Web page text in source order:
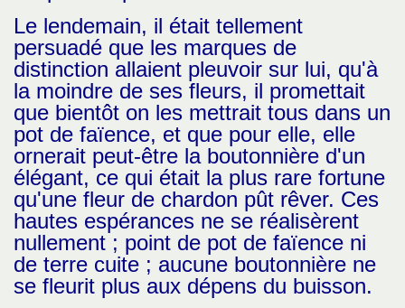
Le lendemain, il était tellement
persuadé que les marques de
distinction allaient pleuvoir sur lui, qu'à
la moindre de ses fleurs, il promettait
que bientôt on les mettrait tous dans un
pot de faïence, et que pour elle, elle
ornerait peut-être la boutonnière d'un
élégant, ce qui était la plus rare fortune
qu'une fleur de chardon pût rêver. Ces
hautes espérances ne se réalisèrent
nullement ; point de pot de faïence ni
de terre cuite ; aucune boutonnière ne
se fleurit plus aux dépens du buisson.